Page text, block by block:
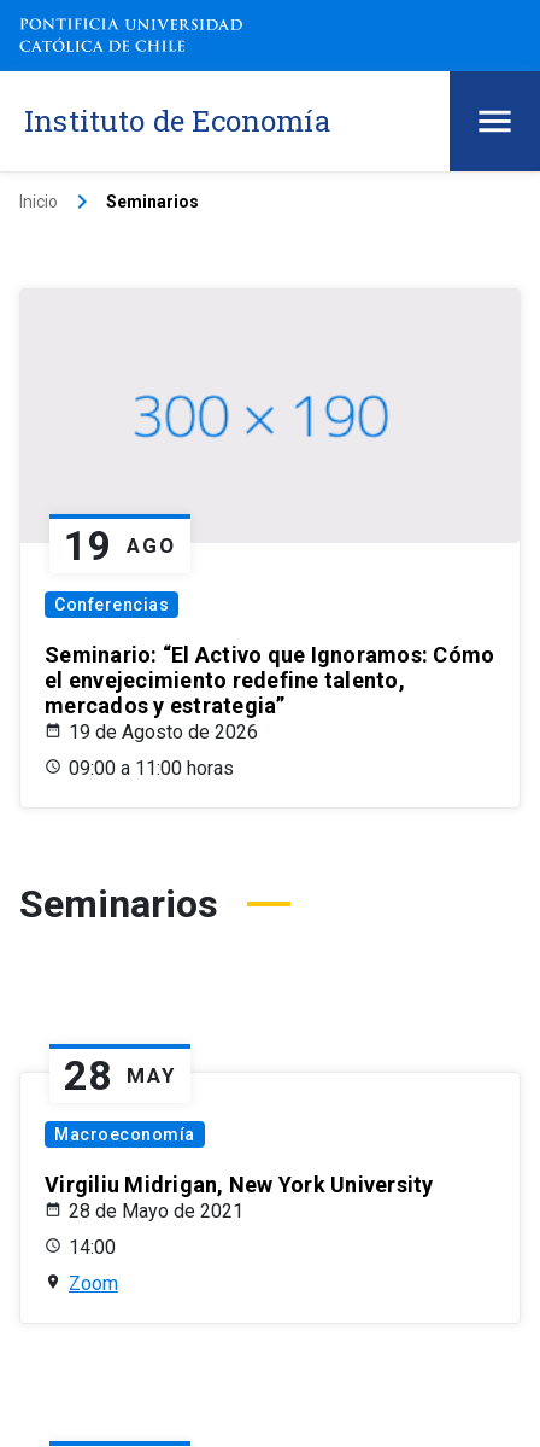
Instituto de Economía
Inicio keyboard_arrow_right Seminarios
19 AGO
Conferencias
Seminario: “El Activo que Ignoramos: Cómo
el envejecimiento redefine talento,
mercados y estrategia”
19 de Agosto de 2026
09:00 a 11:00 horas
Seminarios
28 MAY
Macroeconomía
Virgiliu Midrigan, New York University
28 de Mayo de 2021
14:00
Zoom